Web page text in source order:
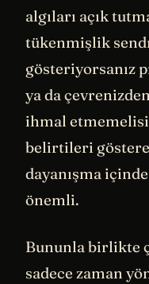
algıları açık
tükenmişlik
gösteriyorsanız
ya da
ihmal
belirtileri
dayanışma
önemli.
Bununla birlikte
sadece zaman